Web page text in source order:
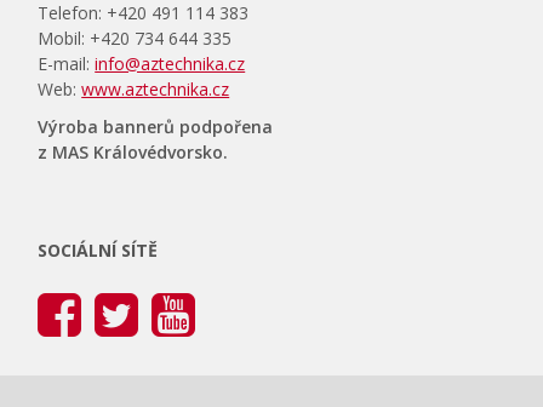
Telefon: +420 491 114 383
Mobil: +420 734 644 335
E-mail:info@aztechnika.cz
Web:www.aztechnika.cz
Výroba bannerů podpořena
z MAS Královédvorsko.
SOCIÁLNÍ SÍTĚ